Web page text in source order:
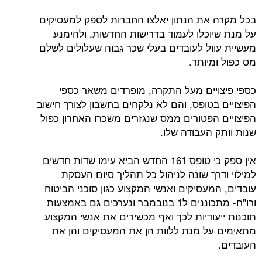
בכל מקרה את הנתון יאלצו החברות לספק למעסיקים
על מנת שיוכלו לעמוד בדרישות החדשות, ולהימנע
מעשיית עוול לעובדים בעלי שכר גבוה שעלולים לשלם
מס כפול ומיותר.
כספי פיצויים מעל התקרה, מופרדים משאר כספי
הפיצויים בטופס, והם לא נלקחים בחשבון לצורך חישוב
הפיצויים הפטורים ממס שנגזרים משכרו האחרון כפול
שנות וותק העבודה שלו.
אין ספק כי טופס 161 החדש הביא עימו שדות חדשים
למילוי ודרך שונה לניהול כל תהליך סיום העסקת
עובדים, המעסיקים ואנשי המקצוע כגון סוכני הביטוח
ורו"ח- מתכוננים ל1 בנובמבר ונערכים גם באמצעות
תוכנות ייעודיות לכך ואף מכשירים את אנשי המקצוע
מתאימים על מנת ללוות הן את המעסיקים והן את
העובדים.